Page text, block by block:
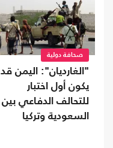
صحافة دولية
"الغارديان": اليمن قد
يكون أول اختبار
للتحالف الدفاعي بين
السعودية وتركيا